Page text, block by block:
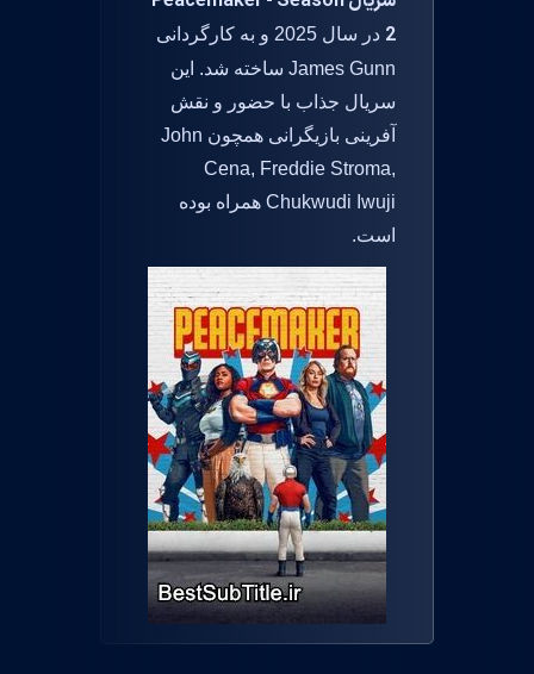
2
در سال 2025 و به کارگردانی
James Gunn ساخته شد. این
سریال جذاب با حضور و نقش
آفرینی بازیگرانی همچون John
Cena, Freddie Stroma,
Chukwudi Iwuji همراه بوده
است.